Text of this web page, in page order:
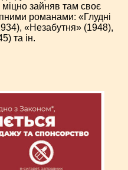
міцно зайняв там своє
романами: «Глудні
«Незабутня» (1948),
та ін.